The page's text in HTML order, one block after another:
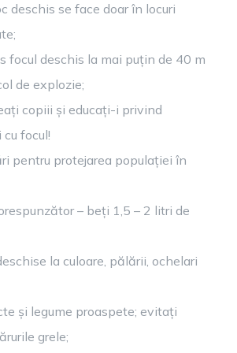
deschis se face doar în locuri
focul deschis la mai puțin de 40 m
de explozie;
copiii și educați-i privind
cu focul!
pentru protejarea populației în
– beți 1,5 – 2 litri de
la culoare, pălării, ochelari
și legume proaspete; evitați
grele;